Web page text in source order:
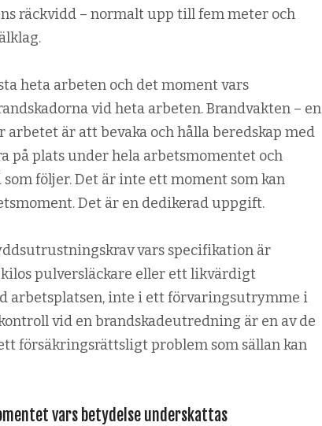
räckvidd – normalt upp till fem meter och
heta arbeten och det moment vars
vid heta arbeten. Brandvakten – en
är att bevaka och hålla beredskap med
på plats under hela arbets­momentet och
följer. Det är inte ett moment som kan
Det är en dedikerad uppgift.
vars specifikation är
pulver­släckare eller ett likvärdigt
arbets­platsen, inte i ett förvaringsutrymme i
vid en brand­skade­utredning är en av de
försäkrings­rättsligt problem som sällan kan
vars betydelse underskattas